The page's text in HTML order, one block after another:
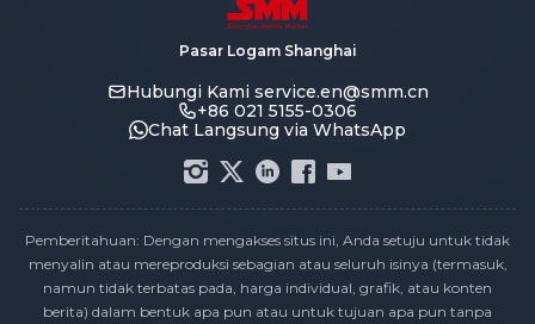
Pasar Logam Shanghai
Hubungi Kami service.en@smm.cn
+86 021 5155-0306
Chat Langsung via WhatsApp
Pemberitahuan: Dengan mengakses situs ini, Anda setuju untuk tidak
menyalin atau mereproduksi sebagian atau seluruh isinya (termasuk,
namun tidak terbatas pada, harga individual, grafik, atau konten
berita) dalam bentuk apa pun atau untuk tujuan apa pun tanpa